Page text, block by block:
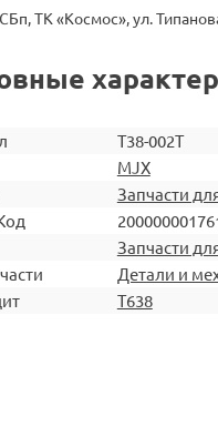
СБп, ТК «Космос», ул.
T38-002Т
MJX
Запчасти
Запчасти
Детали и
T638